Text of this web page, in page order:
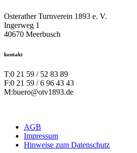
Osterather Turnverein 1893 e. V.
Ingerweg 1
40670 Meerbusch
kontakt
T:0 21 59 / 52 83 89
F:0 21 59 / 6 96 43 43
M:buero@otv1893.de
AGB
Impressum
Hinweise zum Datenschutz